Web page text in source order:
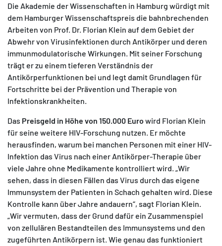
Die Akademie der Wissenschaften in Hamburg würdigt mit
dem Hamburger Wissenschaftspreis die bahnbrechenden
Arbeiten von Prof. Dr. Florian Klein auf dem Gebiet der
Abwehr von Virusinfektionen durch Antikörper und deren
immunmodulatorische Wirkungen. Mit seiner Forschung
trägt er zu einem tieferen Verständnis der
Antikörperfunktionen bei und legt damit Grundlagen für
Fortschritte bei der Prävention und Therapie von
Infektionskrankheiten.
Das Preisgeld in Höhe von 150.000 Euro wird Florian Klein
für seine weitere HIV-Forschung nutzen. Er möchte
herausfinden, warum bei manchen Personen mit einer HIV-
Infektion das Virus nach einer Antikörper-Therapie über
viele Jahre ohne Medikamente kontrolliert wird. „Wir
sehen, dass in diesen Fällen das Virus durch das eigene
Immunsystem der Patienten in Schach gehalten wird. Diese
Kontrolle kann über Jahre andauern“, sagt Florian Klein.
„Wir vermuten, dass der Grund dafür ein Zusammenspiel
von zellulären Bestandteilen des Immunsystems und den
zugeführten Antikörpern ist. Wie genau das funktioniert